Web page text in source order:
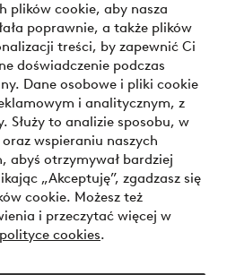
plików cookie, aby nasza
poprawnie, a także plików
treści, by zapewnić Ci
doświadczenie podczas
Dane osobowe i pliki cookie
i analitycznym, z
Służy to analizie sposobu, w
wspieraniu naszych
abyś otrzymywał bardziej
„Akceptuję”, zgadzasz się
cookie. Możesz też
i przeczytać więcej w
polityce cookies.
- zapłać teraz lub podziel się
o naszych opcjach płatności